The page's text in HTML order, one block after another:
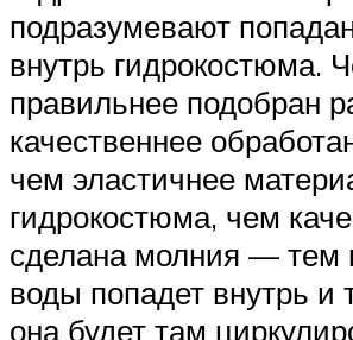
подразумевают
внутрь гидрокостюма.
правильнее подобран
качественнее
чем эластичнее
гидрокостюма, чем
сделана молния —
воды попадет внутрь
она будет там